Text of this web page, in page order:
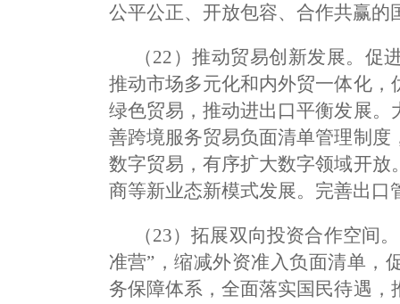
公平公正、开放包容、合作共赢的
（22）推动贸易创新发展。
推动市场多元化和内外贸一体化
绿色贸易，推动进出口平衡发展
善跨境服务贸易负面清单管理制
数字贸易，有序扩大数字领域开
商等新业态新模式发展。完善出口
（23）拓展双向投资合作空间
准营”，缩减外资准入负面清单，
务保障体系，全面落实国民待遇